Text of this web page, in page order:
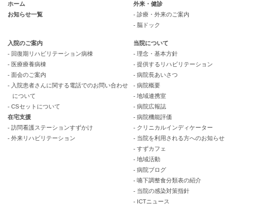
ホーム
お知らせ一覧
外来・健診
- 診療・外来のご案内
- 脳ドック
入院のご案内
- 回復期リハビリテーション病棟
- 医療療養病棟
- 面会のご案内
- 入院患者さんに関する電話でのお問い合わせ
について
- CSセットについて
在宅支援
- 訪問看護ステーションすずかけ
- 外来リハビリテーション
当院について
- 理念・基本方針
- 提供するリハビリテーション
- 病院長あいさつ
- 病院概要
- 地域連携室
- 病院広報誌
- 病院機能評価
- クリニカルインディケーター
- 当院を利用される方へのお知らせ
- すずカフェ
- 地域活動
- 病院ブログ
- 嚥下調整食分類表の紹介
- 当院の感染対策指針
- ICTニュース